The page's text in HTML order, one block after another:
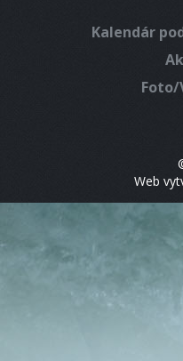
Kalendár
Foto/
Web